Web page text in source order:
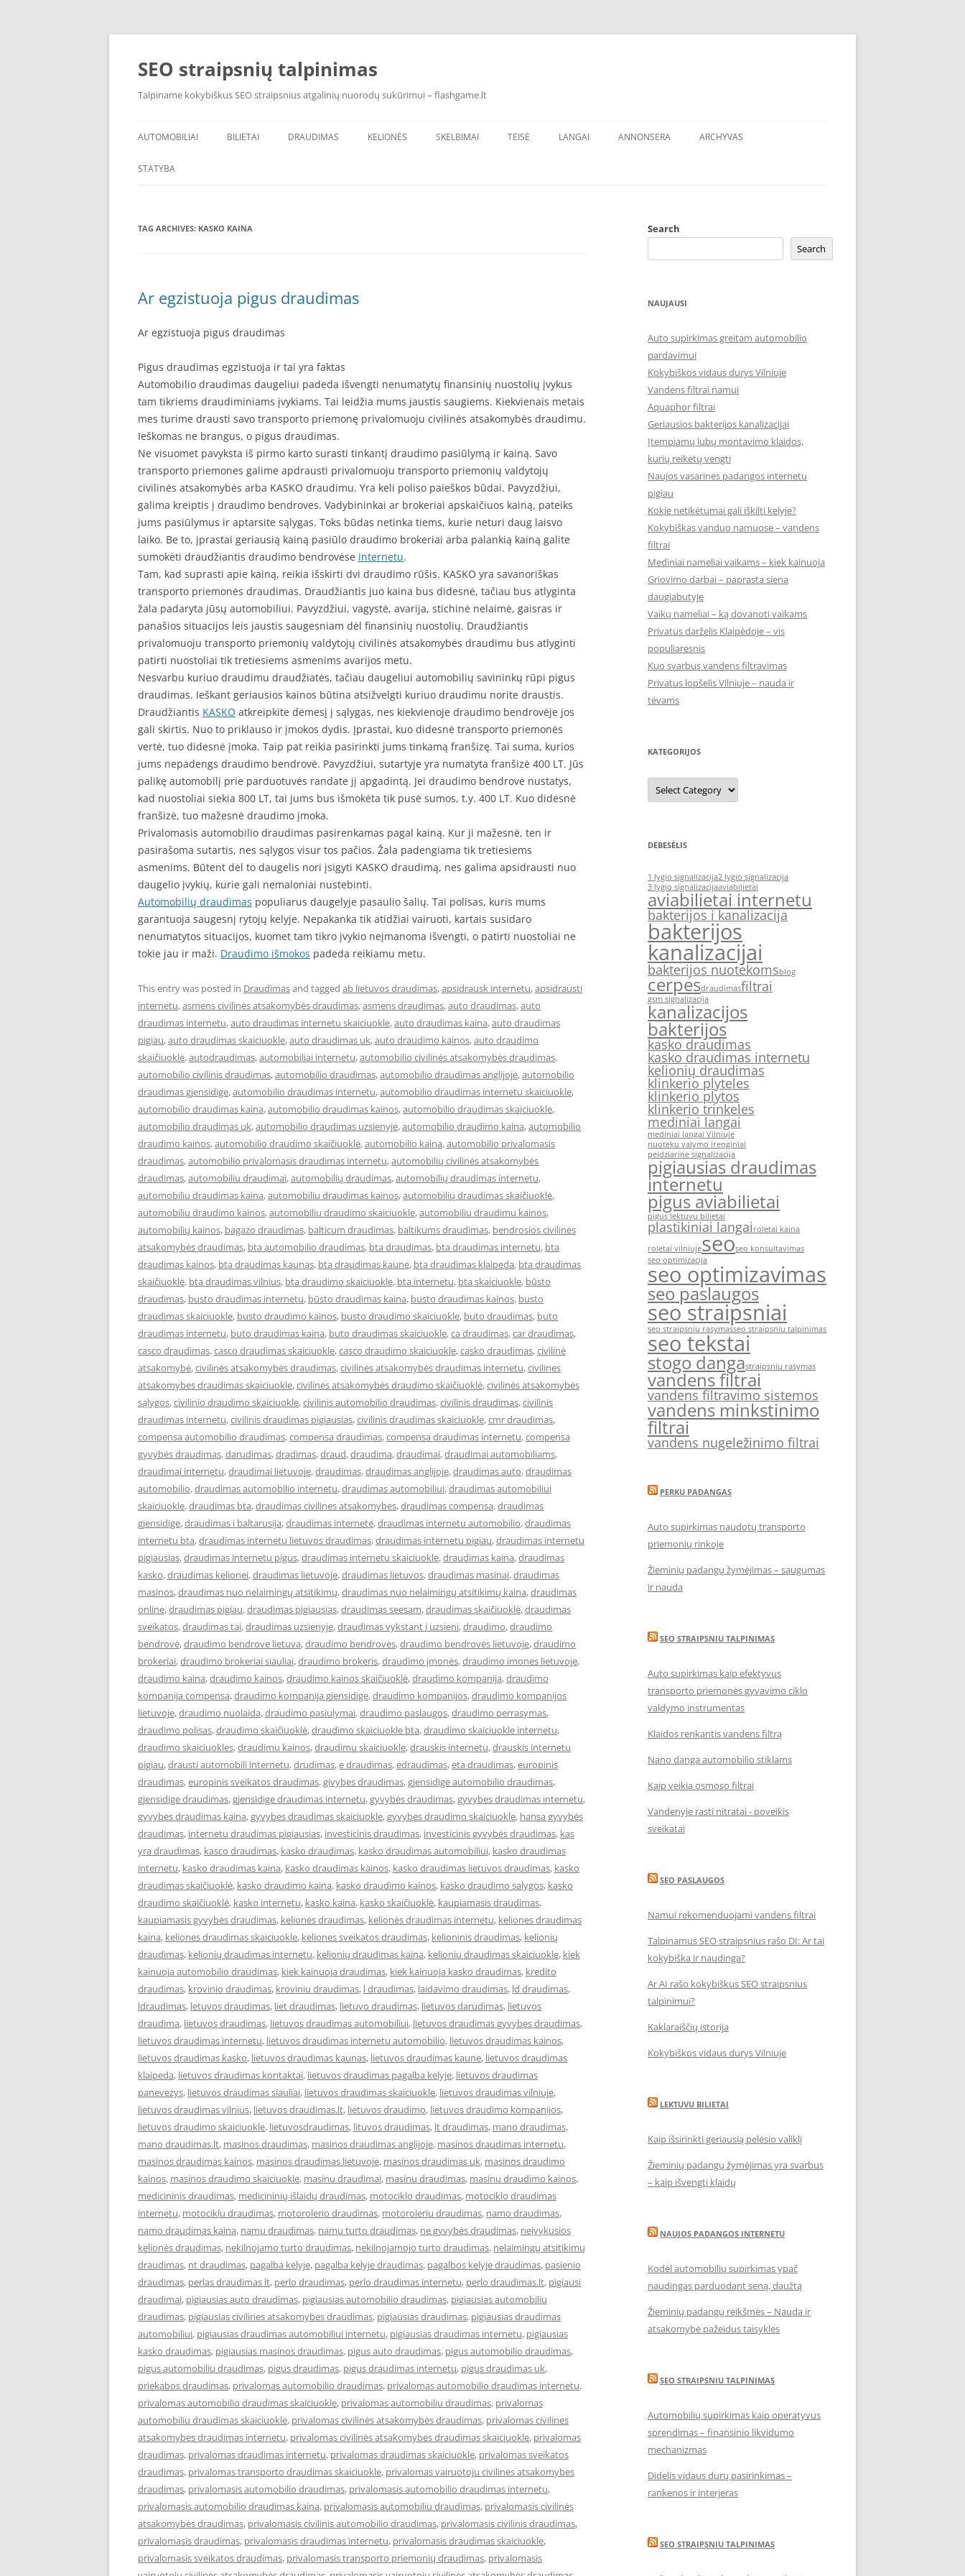
Skip
SEO straipsnių talpinimas
Talpiname kokybiškus SEO straipsnius atgalinių nuorodų sukūrimui – flashgame.lt
AUTOMOBILIAI BILIETAI DRAUDIMAS KELIONĖS SKELBIMAI TEISĖ LANGAI ANNONSERA ARCHYVAS
STATYBA
TAG ARCHIVES: KASKO KAINA
Ar egzistuoja pigus draudimas
Ar egzistuoja pigus draudimas
Pigus draudimas egzistuoja ir tai yra faktas
Automobilio draudimas daugeliui padeda išvengti nenumatytų finansinių nuostolių įvykus
tam tikriems draudiminiams įvykiams. Tai leidžia mums jaustis saugiems. Kiekvienais metais
mes turime drausti savo transporto priemonę privalomuoju civilinės atsakomybės draudimu.
Ieškomas ne brangus, o pigus draudimas.
Ne visuomet pavyksta iš pirmo karto surasti tinkantį draudimo pasiūlymą ir kainą. Savo
transporto priemones galime apdrausti privalomuoju transporto priemonių valdytojų
civilinės atsakomybės arba KASKO draudimu. Yra keli poliso paieškos būdai. Pavyzdžiui,
galima kreiptis į draudimo bendroves. Vadybininkai ar brokeriai apskaičiuos kainą, pateiks
jums pasiūlymus ir aptarsite sąlygas. Toks būdas netinka tiems, kurie neturi daug laisvo
laiko. Be to, įprastai geriausią kainą pasiūlo draudimo brokeriai arba palankią kainą galite
sumokėti draudžiantis draudimo bendrovėse internetu.
Tam, kad suprasti apie kainą, reikia išskirti dvi draudimo rūšis. KASKO yra savanoriškas
transporto priemonės draudimas. Draudžiantis juo kaina bus didesnė, tačiau bus atlyginta
žala padaryta jūsų automobiliui. Pavyzdžiui, vagystė, avarija, stichinė nelaimė, gaisras ir
panašios situacijos leis jaustis saugesniam dėl finansinių nuostolių. Draudžiantis
privalomuoju transporto priemonių valdytojų civilinės atsakomybės draudimu bus atlyginti
patirti nuostoliai tik tretiesiems asmenims avarijos metu.
Nesvarbu kuriuo draudimu draudžiatės, tačiau daugeliui automobilių savininkų rūpi pigus
draudimas. Ieškant geriausios kainos būtina atsižvelgti kuriuo draudimu norite draustis.
Draudžiantis KASKO atkreipkite dėmesį į sąlygas, nes kiekvienoje draudimo bendrovėje jos
gali skirtis. Nuo to priklauso ir įmokos dydis. Įprastai, kuo didesnė transporto priemonės
vertė, tuo didesnė įmoka. Taip pat reikia pasirinkti jums tinkamą franšizę. Tai suma, kurios
jums nepadengs draudimo bendrovė. Pavyzdžiui, sutartyje yra numatyta franšizė 400 LT. Jūs
palikę automobilį prie parduotuvės randate jį apgadintą. Jei draudimo bendrovė nustatys,
kad nuostoliai siekia 800 LT, tai jums bus išmokėta tik pusė sumos, t.y. 400 LT. Kuo didesnė
franšizė, tuo mažesnė draudimo įmoka.
Privalomasis automobilio draudimas pasirenkamas pagal kainą. Kur ji mažesnė, ten ir
pasirašoma sutartis, nes sąlygos visur tos pačios. Žala padengiama tik tretiesiems
asmenims. Būtent dėl to daugelis nori įsigyti KASKO draudimą, nes galima apsidrausti nuo
daugelio įvykių, kurie gali nemaloniai nustebinti.
Automobilių draudimas populiarus daugelyje pasaulio šalių. Tai polisas, kuris mums
garantuoja saugesnį rytojų kelyje. Nepakanka tik atidžiai vairuoti, kartais susidaro
nenumatytos situacijos, kuomet tam tikro įvykio neįmanoma išvengti, o patirti nuostoliai ne
tokie jau ir maži. Draudimo išmokos padeda reikiamu metu.
This entry was posted in Draudimasand tagged ab lietuvos draudimas,apsidrausk internetu,apsidrausti
internetu,asmens civilinės atsakomybės draudimas,asmens draudimas,auto draudimas,auto
draudimas internetu,auto draudimas internetu skaiciuokle,auto draudimas kaina,auto draudimas
pigiau,auto draudimas skaiciuokle,auto draudimas uk,auto draudimo kainos,auto draudimo
skaičiuoklė,autodraudimas,automobiliai internetu,automobilio civilinės atsakomybės draudimas,
automobilio civilinis draudimas,automobilio draudimas,automobilio draudimas anglijoje,automobilio
draudimas gjensidige,automobilio draudimas internetu,automobilio draudimas internetu skaiciuokle,
automobilio draudimas kaina,automobilio draudimas kainos,automobilio draudimas skaiciuokle,
automobilio draudimas uk,automobilio draudimas uzsienyje,automobilio draudimo kaina,automobilio
draudimo kainos,automobilio draudimo skaičiuoklė,automobilio kaina,automobilio privalomasis
draudimas,automobilio privalomasis draudimas internetu,automobilių civilinės atsakomybės
draudimas,automobiliu draudimai,automobilių draudimas,automobilių draudimas internetu,
automobiliu draudimas kaina,automobiliu draudimas kainos,automobilių draudimas skaičiuoklė,
automobiliu draudimo kainos,automobiliu draudimo skaiciuokle,automobiliu draudimu kainos,
automobilių kainos, bagazo draudimas, balticum draudimas, baltikums draudimas, bendrosios civilinės
atsakomybės draudimas, bta automobilio draudimas, bta draudimas, bta draudimas internetu, bta
draudimas kainos, bta draudimas kaunas, bta draudimas kaune, bta draudimas klaipeda, bta draudimas
skaičiuoklė, bta draudimas vilnius, bta draudimo skaiciuokle, bta internetu, bta skaiciuokle, būsto
draudimas, busto draudimas internetu, būsto draudimas kaina, busto draudimas kainos, busto
draudimas skaiciuokle, busto draudimo kainos, busto draudimo skaiciuokle, buto draudimas, buto
draudimas internetu, buto draudimas kaina, buto draudimas skaiciuokle,ca draudimas,car draudimas,
casco draudimas,casco draudimas skaiciuokle,casco draudimo skaiciuokle,casko draudimas,civilinė
atsakomybė,civilinės atsakomybės draudimas,civilinės atsakomybės draudimas internetu,civilines
atsakomybes draudimas skaiciuokle,civilinės atsakomybės draudimo skaičiuoklė,civilinės atsakomybės
sąlygos,civilinio draudimo skaiciuokle,civilinis automobilio draudimas,civilinis draudimas,civilinis
draudimas internetu,civilinis draudimas pigiausias,civilinis draudimas skaiciuokle,cmr draudimas,
compensa automobilio draudimas,compensa draudimas,compensa draudimas internetu,compensa
gyvybės draudimas,darudimas,dradimas,draud,draudima,draudimai,draudimai automobiliams,
draudimai internetu,draudimai lietuvoje,draudimas,draudimas anglijoje,draudimas auto,draudimas
automobilio,draudimas automobilio internetu,draudimas automobiliui,draudimas automobiliui
skaiciuokle,draudimas bta,draudimas civilines atsakomybes,draudimas compensa,draudimas
gjensidige,draudimas i baltarusija,draudimas internete,draudimas internetu automobilio,draudimas
internetu bta,draudimas internetu lietuvos draudimas,draudimas internetu pigiau,draudimas internetu
pigiausias,draudimas internetu pigus,draudimas internetu skaiciuokle,draudimas kaina,draudimas
kasko,draudimas kelionei,draudimas lietuvoje,draudimas lietuvos,draudimas masinai,draudimas
masinos,draudimas nuo nelaimingų atsitikimų,draudimas nuo nelaimingų atsitikimų kaina,draudimas
online,draudimas pigiau,draudimas pigiausias,draudimas seesam,draudimas skaičiuoklė,draudimas
sveikatos,draudimas tai,draudimas uzsienyje,draudimas vykstant i uzsieni,draudimo,draudimo
bendrovė,draudimo bendrove lietuva,draudimo bendrovės,draudimo bendrovės lietuvoje,draudimo
brokeriai,draudimo brokeriai siauliai,draudimo brokeris,draudimo įmonės,draudimo imones lietuvoje,
draudimo kaina,draudimo kainos,draudimo kainos skaičiuoklė,draudimo kompanija,draudimo
kompanija compensa,draudimo kompanija gjensidige,draudimo kompanijos,draudimo kompanijos
lietuvoje,draudimo nuolaida,draudimo pasiulymai,draudimo paslaugos,draudimo perrasymas,
draudimo polisas,draudimo skaičiuoklė,draudimo skaiciuokle bta,draudimo skaiciuokle internetu,
draudimo skaiciuokles,draudimu kainos,draudimu skaiciuokle,drauskis internetu,drauskis internetu
pigiau,drausti automobili internetu,drudimas,e draudimas,edraudimas,eta draudimas,europinis
draudimas,europinis sveikatos draudimas,givybes draudimas,gjensidige automobilio draudimas,
gjensidige draudimas,gjensidige draudimas internetu,gyvybės draudimas,gyvybes draudimas internetu,
gyvybes draudimas kaina,gyvybes draudimas skaiciuokle,gyvybes draudimo skaiciuokle, hansa gyvybės
draudimas, internetu draudimas pigiausias, investicinis draudimas, investicinis gyvybės draudimas, kas
yra draudimas, kasco draudimas, kasko draudimas, kasko draudimas automobiliui, kasko draudimas
internetu, kasko draudimas kaina, kasko draudimas kainos, kasko draudimas lietuvos draudimas, kasko
draudimas skaičiuoklė, kasko draudimo kaina, kasko draudimo kainos, kasko draudimo salygos, kasko
draudimo skaičiuoklė, kasko internetu, kasko kaina, kasko skaičiuoklė, kaupiamasis draudimas,
kaupiamasis gyvybės draudimas, kelionės draudimas, kelionės draudimas internetu, keliones draudimas
kaina, keliones draudimas skaiciuokle, keliones sveikatos draudimas, kelioninis draudimas, kelionių
draudimas, kelionių draudimas internetu, kelionių draudimas kaina, kelioniu draudimas skaiciuokle, kiek
kainuoja automobilio draudimas, kiek kainuoja draudimas, kiek kainuoja kasko draudimas, kredito
draudimas, krovinio draudimas, kroviniu draudimas, l draudimas, laidavimo draudimas, ld draudimas,
ldraudimas, letuvos draudimas, liet draudimas, lietuvo draudimas, lietuvos darudimas, lietuvos
draudima, lietuvos draudimas, lietuvos draudimas automobiliui, lietuvos draudimas gyvybes draudimas,
lietuvos draudimas internetu, lietuvos draudimas internetu automobilio, lietuvos draudimas kainos,
lietuvos draudimas kasko, lietuvos draudimas kaunas, lietuvos draudimas kaune, lietuvos draudimas
klaipeda, lietuvos draudimas kontaktai, lietuvos draudimas pagalba kelyje, lietuvos draudimas
panevezys, lietuvos draudimas siauliai, lietuvos draudimas skaiciuokle, lietuvos draudimas vilniuje,
lietuvos draudimas vilnius, lietuvos draudimas.lt, lietuvos draudimo, lietuvos draudimo kompanijos,
lietuvos draudimo skaiciuokle, lietuvosdraudimas, lituvos draudimas, lt draudimas, mano draudimas,
mano draudimas.lt, masinos draudimas, masinos draudimas anglijoje, masinos draudimas internetu,
masinos draudimas kainos, masinos draudimas lietuvoje, masinos draudimas uk, masinos draudimo
kainos, masinos draudimo skaiciuokle, masinu draudimai, masinu draudimas, masinu draudimo kainos,
medicininis draudimas, medicininių išlaidų draudimas, motociklo draudimas, motociklo draudimas
internetu, motociklu draudimas, motorolerio draudimas, motoroleriu draudimas, namo draudimas,
namo draudimas kaina, namu draudimas, namu turto draudimas, ne gyvybės draudimas, neįvykusios
kelionės draudimas, nekilnojamo turto draudimas, nekilnojamojo turto draudimas, nelaimingų atsitikimų
draudimas, nt draudimas, pagalba kelyje, pagalba kelyje draudimas, pagalbos kelyje draudimas, pasienio
draudimas, perlas draudimas lt, perlo draudimas, perlo draudimas internetu, perlo draudimas.lt, pigiausi
draudimai, pigiausias auto draudimas, pigiausias automobilio draudimas, pigiausias automobiliu
draudimas, pigiausias civilines atsakomybes draudimas, pigiausias draudimas, pigiausias draudimas
automobiliui, pigiausias draudimas automobiliui internetu, pigiausias draudimas internetu, pigiausias
kasko draudimas, pigiausias masinos draudimas, pigus auto draudimas, pigus automobilio draudimas,
pigus automobiliu draudimas, pigus draudimas, pigus draudimas internetu, pigus draudimas uk,
priekabos draudimas, privalomas automobilio draudimas, privalomas automobilio draudimas internetu,
privalomas automobilio draudimas skaiciuokle, privalomas automobiliu draudimas, privalomas
automobiliu draudimas skaiciuokle, privalomas civilinės atsakomybės draudimas, privalomas civilines
atsakomybes draudimas internetu, privalomas civilinės atsakomybės draudimas skaiciuokle, privalomas
draudimas, privalomas draudimas internetu, privalomas draudimas skaiciuokle, privalomas sveikatos
draudimas, privalomas transporto draudimas skaiciuokle, privalomas vairuotoju civilines atsakomybes
draudimas, privalomasis automobilio draudimas, privalomasis automobilio draudimas internetu,
privalomasis automobilio draudimas kaina, privalomasis automobiliu draudimas, privalomasis civilinės
atsakomybės draudimas, privalomasis civilinis automobilio draudimas, privalomasis civilinis draudimas,
privalomasis draudimas, privalomasis draudimas internetu, privalomasis draudimas skaiciuokle,
privalomasis sveikatos draudimas, privalomasis transporto priemonių draudimas, privalomasis
Search
Search
NAUJAUSI
Auto supirkimas greitam automobilio
pardavimui
Kokybiškos vidaus durys Vilniuje
Vandens filtrai namui
Aquaphor filtrai
Geriausios bakterijos kanalizacijai
Įtempiamų lubų montavimo klaidos,
kurių reikėtų vengti
Naujos vasarinės padangos internetu
pigiau
Kokie netikėtumai gali iškilti kelyje?
Kokybiškas vanduo namuose – vandens
filtrai
Mediniai nameliai vaikams – kiek kainuoja
Griovimo darbai – paprasta siena
daugiabutyje
Vaikų nameliai – ką dovanoti vaikams
Privatus darželis Klaipėdoje – vis
populiaresnis
Kuo svarbus vandens filtravimas
Privatus lopšelis Vilniuje – nauda ir
tėvams
KATEGORIJOS
Kategorijos
DEBESĖLIS
1 lygio signalizacija2 lygio signalizacija
3 lygio signalizacijaaviabilietai
aviabilietai internetu
bakterijos i kanalizacija
bakterijos
kanalizacijai
bakterijos nuotekomsblog
cerpesdraudimasfiltrai
gsm signalizacija
kanalizacijos
bakterijos
kasko draudimas
kasko draudimas internetu
kelionių draudimas
klinkerio plyteles
klinkerio plytos
klinkerio trinkeles
mediniai langai
mediniai langai Vilniuje
nuoteku valymo irenginiai
peidziarine signalizacija
pigiausias draudimas
internetu
pigus aviabilietai
pigus lektuvu bilietai
plastikiniai langai roletai kaina
roletai vilniujeseoseo konsultavimas
seo optimizacija
seo optimizavimas
seo paslaugos
seo straipsniai
seo straipsniu rasymasseo straipsniu talpinimas
seo tekstai
stogo dangastraipsniu rasymas
vandens filtrai
vandens filtravimo sistemos
vandens minkstinimo
filtrai
vandens nugeležinimo filtrai
PERKU PADANGAS
Auto supirkimas naudotų transporto
priemonių rinkoje
Žieminių padangų žymėjimas – saugumas
ir nauda
SEO STRAIPSNIU TALPINIMAS
Auto supirkimas kaip efektyvus
transporto priemonės gyvavimo ciklo
valdymo instrumentas
Klaidos renkantis vandens filtrą
Nano danga automobilio stiklams
Kaip veikia osmoso filtrai
Vandenyje rasti nitratai - poveikis
sveikatai
SEO PASLAUGOS
Namui rekomenduojami vandens filtrai
Talpinamus SEO straipsnius rašo DI: Ar tai
kokybiška ir naudinga?
Ar AI rašo kokybiškus SEO straipsnius
talpinimui?
Kaklaraiščių istorija
Kokybiškos vidaus durys Vilniuje
LEKTUVU BILIETAI
Kaip išsirinkti geriausią pelėsio valiklį
Žieminių padangų žymėjimas yra svarbus
– kaip išvengti klaidų
NAUJOS PADANGOS INTERNETU
Kodėl automobilių supirkimas ypač
naudingas parduodant seną, daužtą
Žieminių padangų reikšmės – Nauda ir
atsakomybė pažeidus taisykles
SEO STRAIPSNIU TALPINIMAS
Automobilių supirkimas kaip operatyvus
sprendimas – finansinio likvidumo
mechanizmas
Didelis vidaus durų pasirinkimas –
rankenos ir interjeras
SEO STRAIPSNIU TALPINIMAS